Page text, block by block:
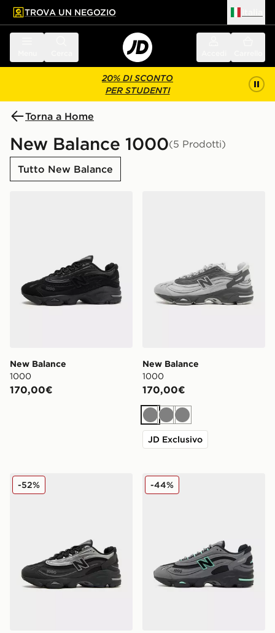
principale
a fondo pagina
TROVA UN NEGOZIO
20% DI SCONTO
PER STUDENTI
Torna a Home
New Balance 1000(5 Prodotti)
Tutto New Balance
New Balance
1000
170,00€
New Balance
1000
170,00€
GrigioGrigioGrigio
JD Exclusivo
New Balance 1000
-52% New Balance 1000
-44%